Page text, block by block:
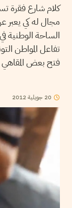
كلام شارع فقرة
مجال له كي يعبر
الساحة الوطنية
تفاعل المواطن
فتح بعض المقاهي
20 جويلية2012